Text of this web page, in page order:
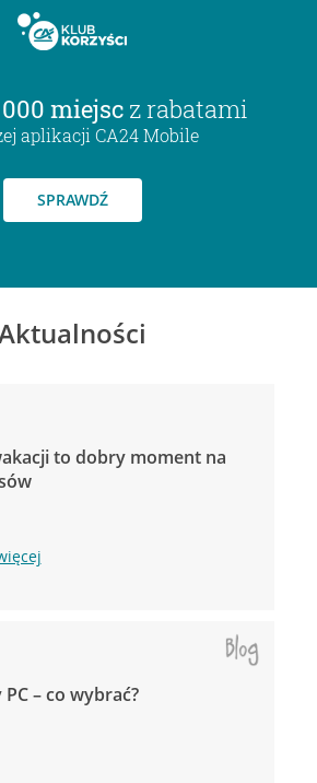
000 miejsc z rabatami
aplikacji CA24 Mobile
SPRAWDŹ
to dobry moment na
– co wybrać?